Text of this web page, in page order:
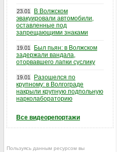
23.01
В Волжском
эвакуировали автомобили,
оставленные под
запрещающими знаками
19.01
Был пьян: в Волжском
задержали вандала,
оторвавшего лапки суслику
19.01
Разошелся по
крупному: в Волгограде
накрыли крупную подпольную
нарколабораторию
Все видеорепортажи
Пользуясь данным ресурсом вы